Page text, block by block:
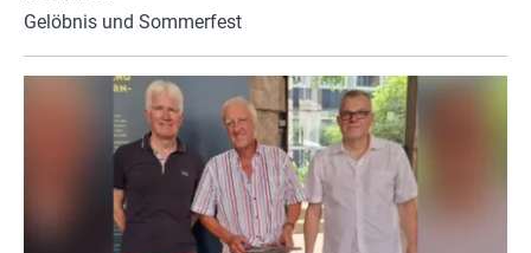
Gelöbnis und Sommerfest